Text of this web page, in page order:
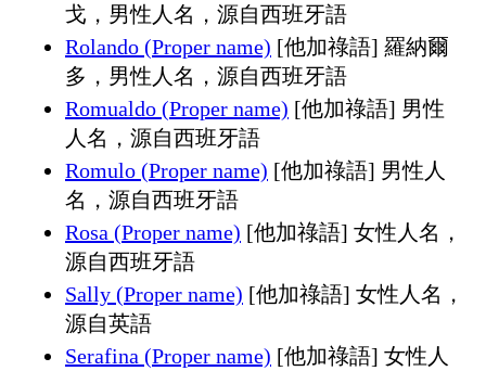
戈，男性人名，源自西班牙語
Rolando (Proper name) [他加祿語] 羅納爾
多，男性人名，源自西班牙語
Romualdo (Proper name) [他加祿語] 男性
人名，源自西班牙語
Romulo (Proper name) [他加祿語] 男性人
名，源自西班牙語
Rosa (Proper name) [他加祿語] 女性人名，
源自西班牙語
Sally (Proper name) [他加祿語] 女性人名，
源自英語
Serafina (Proper name) [他加祿語] 女性人